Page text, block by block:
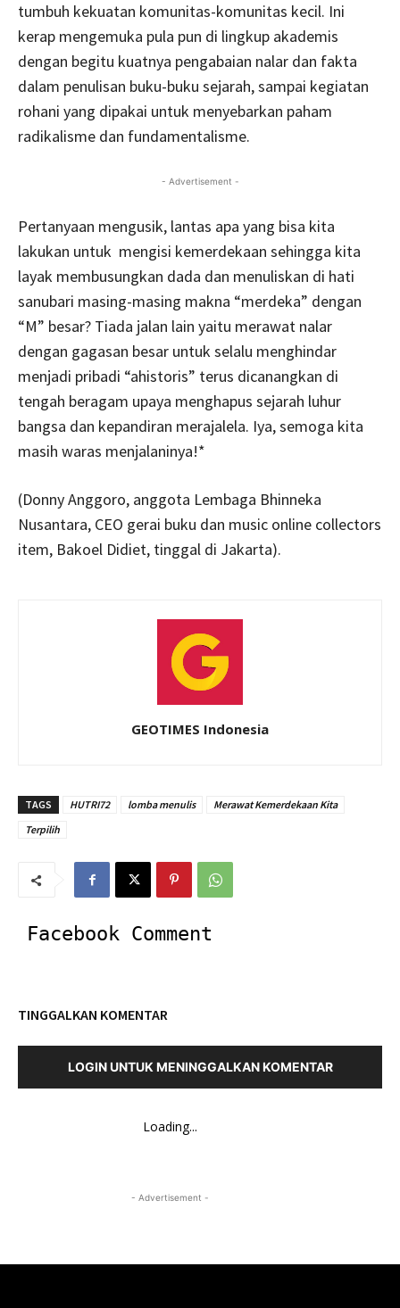
tumbuh kekuatan komunitas-komunitas kecil. Ini
kerap mengemuka pula pun di lingkup akademis
dengan begitu kuatnya pengabaian nalar dan fakta
dalam penulisan buku-buku sejarah, sampai kegiatan
rohani yang dipakai untuk menyebarkan paham
radikalisme dan fundamentalisme.
- Advertisement -
Pertanyaan mengusik, lantas apa yang bisa kita
lakukan untuk mengisi kemerdekaan sehingga kita
layak membusungkan dada dan menuliskan di hati
sanubari masing-masing makna “merdeka” dengan
“M” besar? Tiada jalan lain yaitu merawat nalar
dengan gagasan besar untuk selalu menghindar
menjadi pribadi “ahistoris” terus dicanangkan di
tengah beragam upaya menghapus sejarah luhur
bangsa dan kepandiran merajalela. Iya, semoga kita
masih waras menjalaninya!*
(Donny Anggoro, anggota Lembaga Bhinneka
Nusantara, CEO gerai buku dan music online collectors
item, Bakoel Didiet, tinggal di Jakarta).
GEOTIMES Indonesia
TAGS HUTRI72 lomba menulis
Merawat Kemerdekaan Kita
Terpilih
Facebook Comment
TINGGALKAN KOMENTAR
LOGIN UNTUK MENINGGALKAN KOMENTAR
Loading...
- Advertisement -